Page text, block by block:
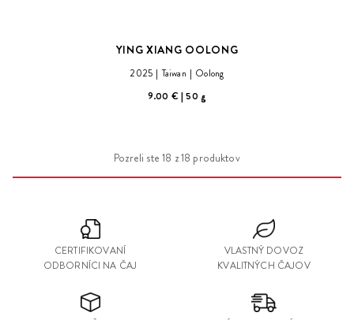
YING XIANG OOLONG
2025 Taiwan
Oolong
9.00 € 50 g
Pozreli ste18 z18 produktov
CERTIFIKOVANÍ
ODBORNÍCI NA ČAJ
VLASTNÝ DOVOZ
KVALITNÝCH ČAJOV